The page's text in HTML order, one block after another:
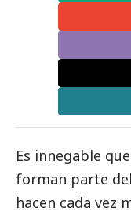
Es innegable
forman parte
hacen cada vez